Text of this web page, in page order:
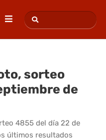
sorteo
de
4855 del día 22 de
últimos resultados